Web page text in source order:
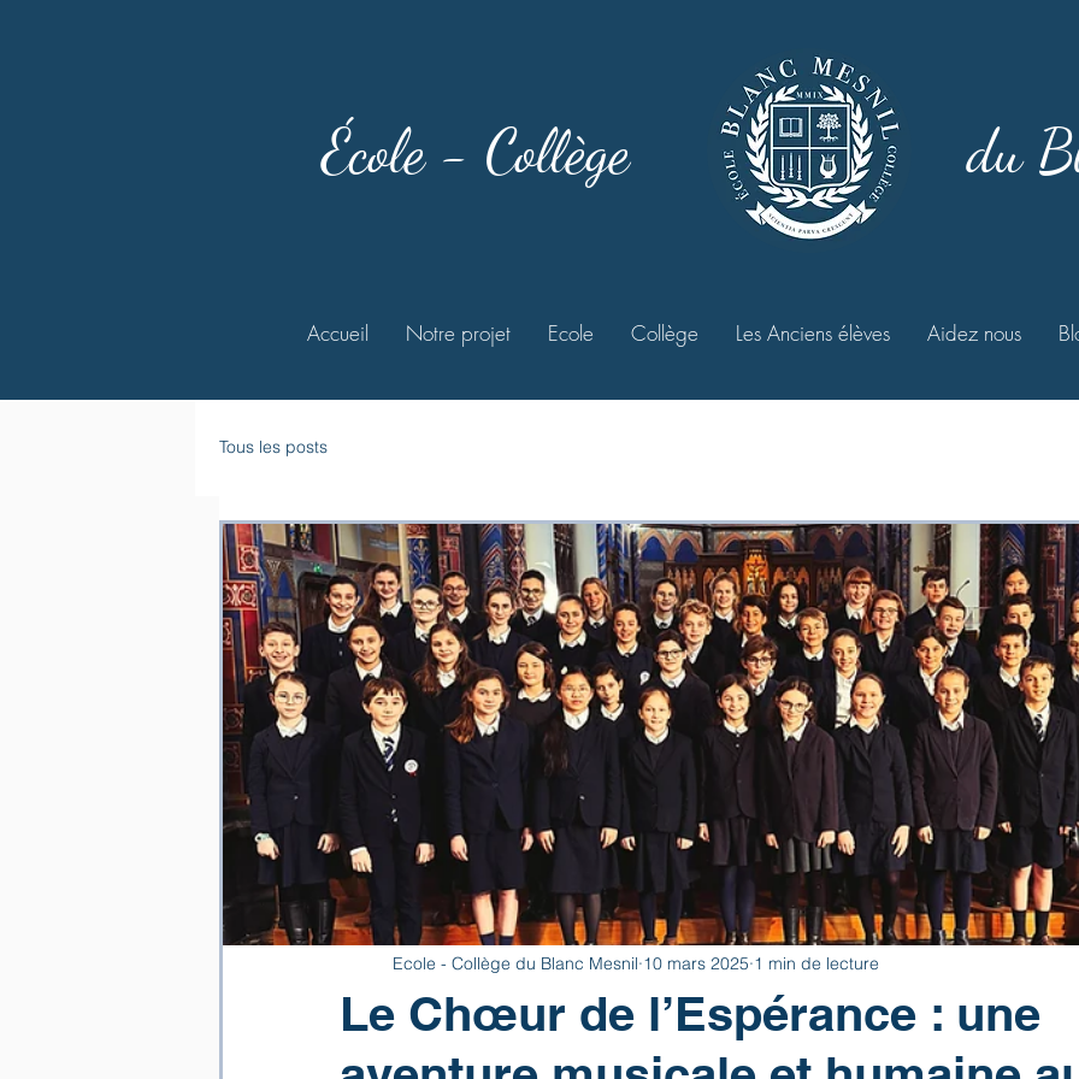
École - Collège du
Accueil Notre projet Ecole Collège Les Anciens élèves Aidez nous
Tous les posts
Le Chœur de l’Espérance : une
Ecole - Collège du Blanc Mesnil 10 mars 2025 1 min de lecture